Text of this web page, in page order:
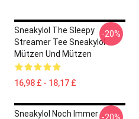
Sneakylol The Sleepy
Streamer Tee Sneakylol
Mützen Und Mützen
16,98 £ - 18,17 £
-20%
Sneakylol Noch Immer